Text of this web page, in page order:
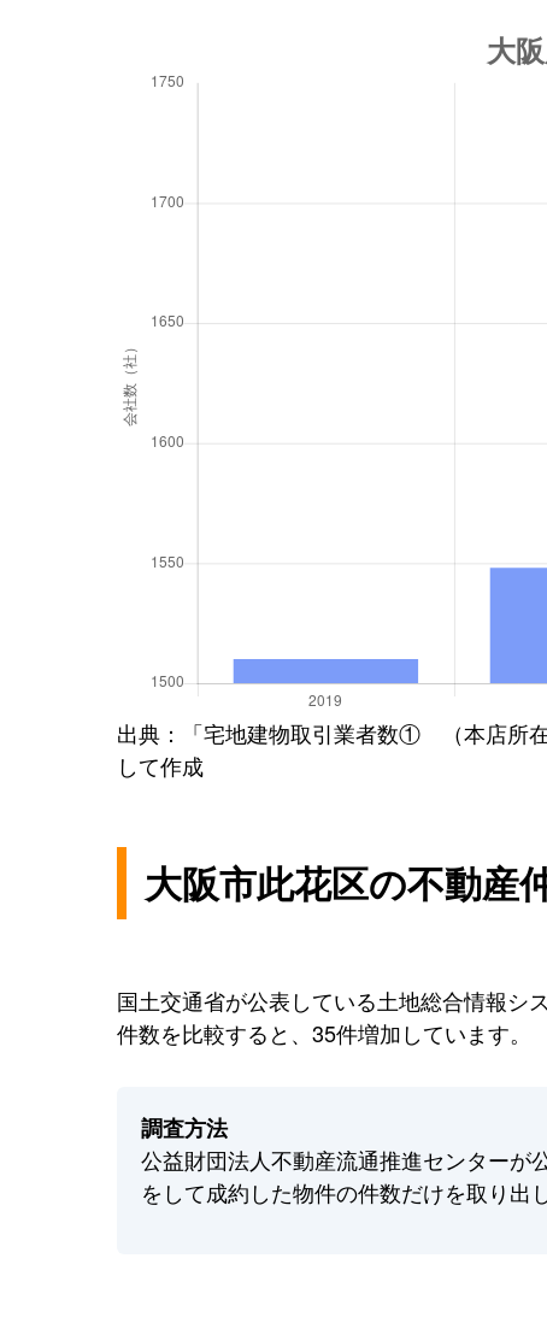
出典：「宅地建物取引業者数① （本店所
して作成
大阪市此花区の不動産
国土交通省が公表している土地総合情報シ
件数を比較すると、35件増加しています。
調査方法
公益財団法人不動産流通推進センターが
をして成約した物件の件数だけを取り出